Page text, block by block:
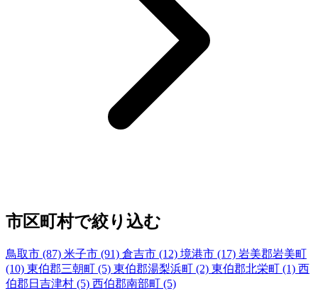
市区町村で絞り込む
鳥取市 (87) 米子市 (91) 倉吉市 (12) 境港市 (17) 岩美郡岩美町
(10) 東伯郡三朝町 (5) 東伯郡湯梨浜町 (2) 東伯郡北栄町 (1) 西
伯郡日吉津村 (5) 西伯郡南部町 (5)